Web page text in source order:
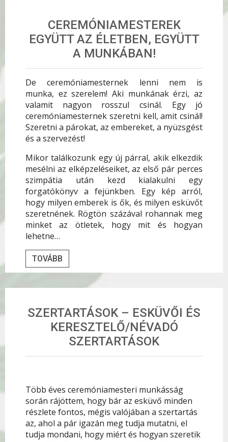
CEREMÓNIAMESTEREK
EGYÜTT AZ ÉLETBEN, EGYÜTT
A MUNKÁBAN!
De ceremóniamesternek lenni nem is
munka, ez szerelem! Aki munkának érzi, az
valamit nagyon rosszul csinál. Egy jó
ceremóniamesternek szeretni kell, amit csinál!
Szeretni a párokat, az embereket, a nyüzsgést
és a szervezést!
Mikor találkozunk egy új párral, akik elkezdik
mesélni az elképzeléseiket, az első pár perces
szimpátia után kezd kialakulni egy
forgatókönyv a fejünkben. Egy kép arról,
hogy milyen emberek is ők, és milyen esküvőt
szeretnének. Rögtön százával rohannak meg
minket az ötletek, hogy mit és hogyan
lehetne…
TOVÁBB
SZERTARTÁSOK – ESKÜVŐI ÉS
KERESZTELŐ/NÉVADÓ
SZERTARTÁSOK
Több éves ceremóniamesteri munkásság
során rájöttem, hogy bár az esküvő minden
részlete fontos, mégis valójában a szertartás
az, ahol a pár igazán meg tudja mutatni, el
tudja mondani, hogy miért és hogyan szeretik